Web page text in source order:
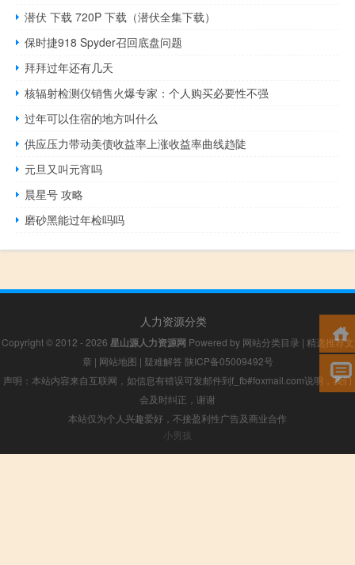
潜伏 下载 720P 下载（潜伏全集下载）
保时捷918 Spyder召回底盘问题
拜拜过年还有几天
核辐射检测仪销售火爆专家：个人购买必要性不强
过年可以住宿的地方叫什么
供应压力带动美债收益率上涨收益率曲线趋陡
元旦又叫元宵吗
晨星号 攻略
磨砂黑能过年检吗吗
人力资源分类
Copyright © 2012 - 2026 星山源人力资源网 Powered by 网站分类目录 | 精选推荐文
章 | 网站地图 | 疑难解答 陕ICP备05009492号
声明：本站内容来自互联网，如信息有错误可发邮件到f_fb#foxmail.com说明，我们
会及时纠正，谢谢
本站仅为个人兴趣爱好，不接盈利性广告及商业合作
小男孩